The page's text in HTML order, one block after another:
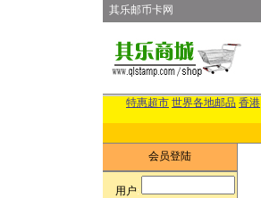
其乐邮币卡网
特惠超市 世界各地邮品 香港
会员登陆
用户: